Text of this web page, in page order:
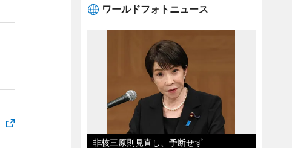
ワールドフォトニュース
非核三原則見直し、予断せず